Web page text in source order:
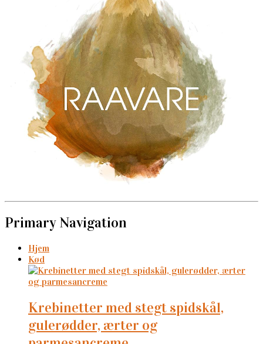
Primary Navigation
Hjem
Kød
krebinetter med stegt spidskål,
gulerødder, ærter og